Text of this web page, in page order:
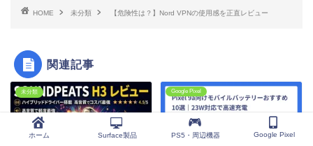
HOME 未分類 【危険性は？】Nord VPNの使用感を正直レビュー
関連記事
未分類 Google Pixel
ホーム Surface製品 PS5・周辺機器 Google Pixel